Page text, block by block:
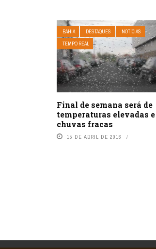
BAHIA DESTAQUES
NOTÍCIAS
TEMPO REAL
Final de semana será de
temperaturas elevadas e
chuvas fracas
15 DE ABRIL DE 2016